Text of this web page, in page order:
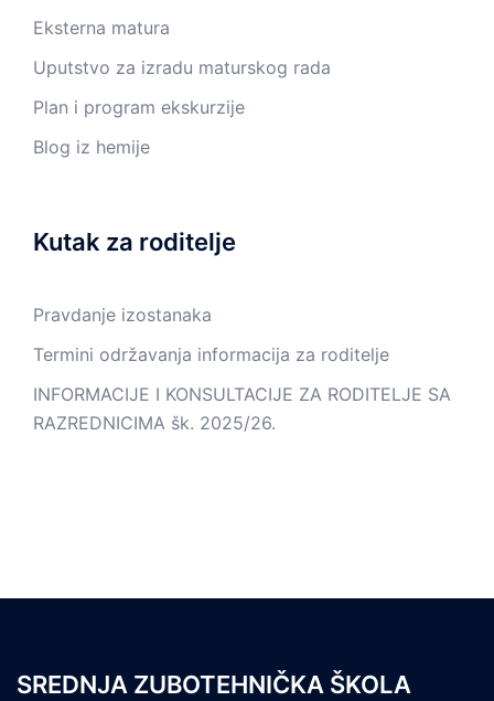
Eksterna matura
Uputstvo za izradu maturskog rada
Plan i program ekskurzije
Blog iz hemije
Kutak za roditelje
Pravdanje izostanaka
Termini održavanja informacija za roditelje
INFORMACIJE I KONSULTACIJE ZA RODITELJE SA
RAZREDNICIMA šk. 2025/26.
SREDNJA ZUBOTEHNIČKA ŠKOLA